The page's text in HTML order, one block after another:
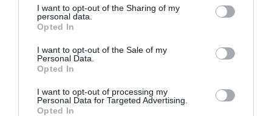
I want to opt-out of the Sharing of my
personal data.
Opted In
I want to opt-out of the Sale of my
Personal Data.
Opted In
I want to opt-out of processing my
Personal Data for Targeted Advertising.
Opted In